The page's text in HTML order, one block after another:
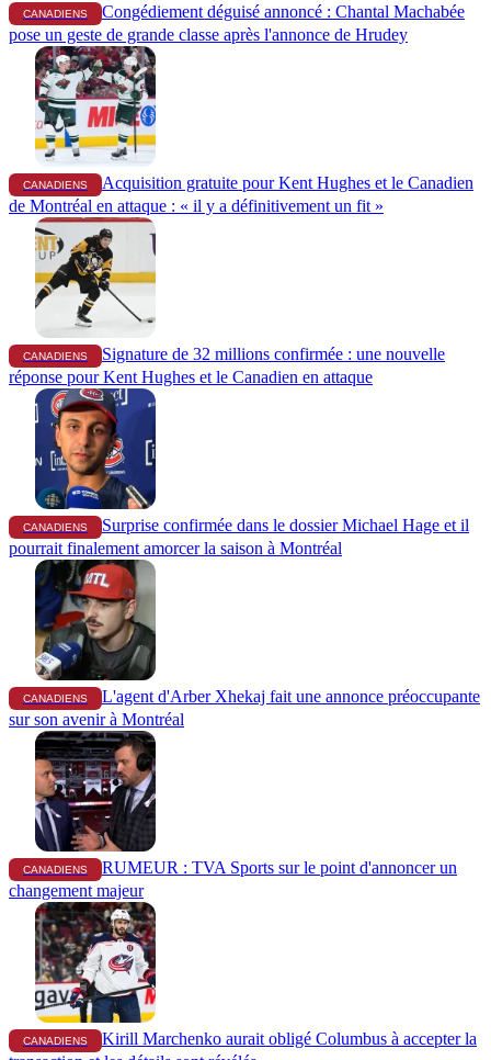
CANADIENS
Congédiement déguisé annoncé : Chantal Machabée
pose un geste de grande classe après l'annonce de Hrudey
CANADIENS
Acquisition gratuite pour Kent Hughes et le Canadien
de Montréal en attaque : « il y a définitivement un fit »
CANADIENS
Signature de 32 millions confirmée : une nouvelle
réponse pour Kent Hughes et le Canadien en attaque
CANADIENS
Surprise confirmée dans le dossier Michael Hage et il
pourrait finalement amorcer la saison à Montréal
CANADIENS
L'agent d'Arber Xhekaj fait une annonce préoccupante
sur son avenir à Montréal
CANADIENS
RUMEUR : TVA Sports sur le point d'annoncer un
changement majeur
CANADIENS
Kirill Marchenko aurait obligé Columbus à accepter la